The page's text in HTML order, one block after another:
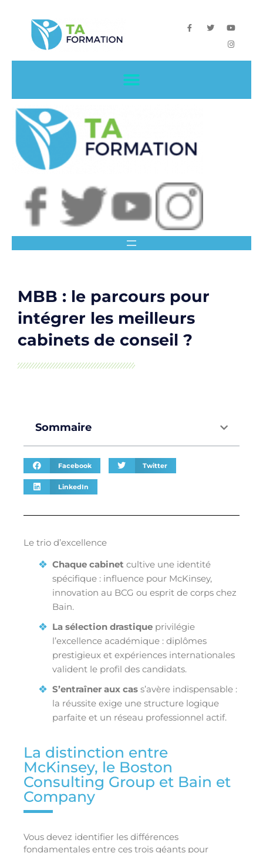
MBB : le parcours pour
intégrer les meilleurs
cabinets de conseil ?
Sommaire
Facebook Twitter
LinkedIn
Le trio d’excellence
Chaque cabinet cultive une identité
spécifique : influence pour McKinsey,
innovation au BCG ou esprit de corps chez
Bain.
La sélection drastique privilégie
l’excellence académique : diplômes
prestigieux et expériences internationales
valident le profil des candidats.
S’entraîner aux cas s’avère indispensable :
la réussite exige une structure logique
parfaite et un réseau professionnel actif.
La distinction entre
McKinsey, le Boston
Consulting Group et Bain et
Company
Vous devez identifier les différences
fondamentales entre ces trois géants pour